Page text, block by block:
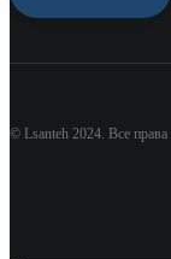
© Lsanteh 2024. Все